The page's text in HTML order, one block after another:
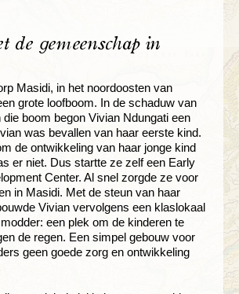
de gemeenschap in
Masidi, in het noordoosten van
grote loofboom. In de schaduw van
boom begon Vivian Ndungati een
was bevallen van haar eerste kind.
de ontwikkeling van haar jonge kind
er niet. Dus startte ze zelf een Early
Center. Al snel zorgde ze voor
in Masidi. Met de steun van haar
Vivian vervolgens een klaslokaal
een plek om de kinderen te
de regen. Een simpel gebouw voor
geen goede zorg en ontwikkeling